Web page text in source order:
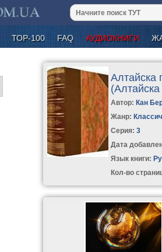
ТОР-100 FAQ АУДИОКНИГИ
Алтайска
(Алтайска
Автор: Кан
Жанр:
Серия:3
Дата
Язык книги:
Кол-во